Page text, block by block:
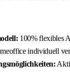
100% flexibles
individuell